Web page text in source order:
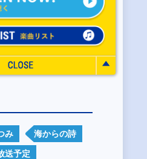
み 海からの詩
送予定